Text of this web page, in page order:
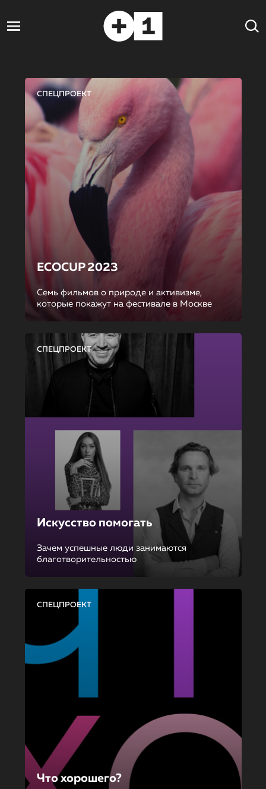
СПЕЦПРОЕКТ
ECOCUP 2023
Семь фильмов о природе и активизме,
которые покажут на фестивале в Москве
СПЕЦПРОЕКТ
Искусство помогать
Зачем успешные люди занимаются
благотворительностью
СПЕЦПРОЕКТ
Что хорошего?